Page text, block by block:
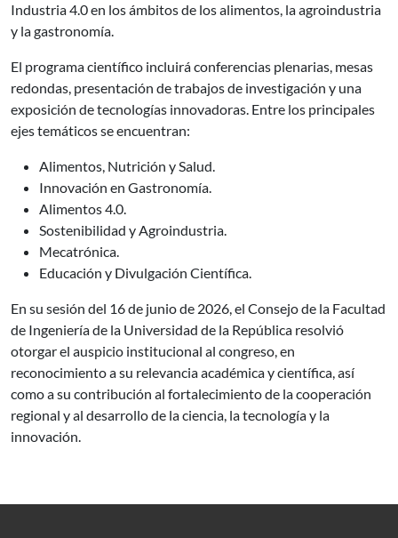
Industria 4.0 en los ámbitos de los alimentos, la agroindustria
y la gastronomía.
El programa científico incluirá conferencias plenarias, mesas
redondas, presentación de trabajos de investigación y una
exposición de tecnologías innovadoras. Entre los principales
ejes temáticos se encuentran:
Alimentos, Nutrición y Salud.
Innovación en Gastronomía.
Alimentos 4.0.
Sostenibilidad y Agroindustria.
Mecatrónica.
Educación y Divulgación Científica.
En su sesión del 16 de junio de 2026, el Consejo de la Facultad
de Ingeniería de la Universidad de la República resolvió
otorgar el auspicio institucional al congreso, en
reconocimiento a su relevancia académica y científica, así
como a su contribución al fortalecimiento de la cooperación
regional y al desarrollo de la ciencia, la tecnología y la
innovación.